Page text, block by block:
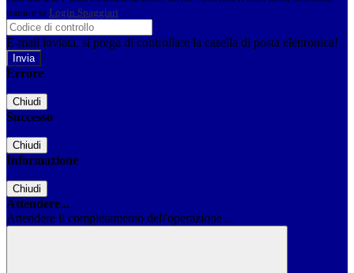
tramite la Login Spaggiari
E-mail inviata, si prega di controllare la casella di posta elettronica!
Errore
Chiudi
Successo
Chiudi
Informazione
Chiudi
Attendere...
Attendere il completamento dell'operazione...